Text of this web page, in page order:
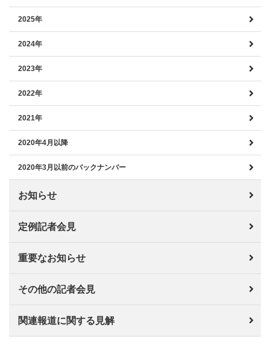
2025年
2024年
2023年
2022年
2021年
2020年4月以降
2020年3月以前のバックナンバー
お知らせ
定例記者会見
重要なお知らせ
その他の記者会見
関連報道に関する見解